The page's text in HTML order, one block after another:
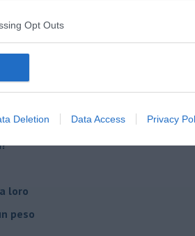
Opt Outs
Deletion Data Access Privacy
loro
peso